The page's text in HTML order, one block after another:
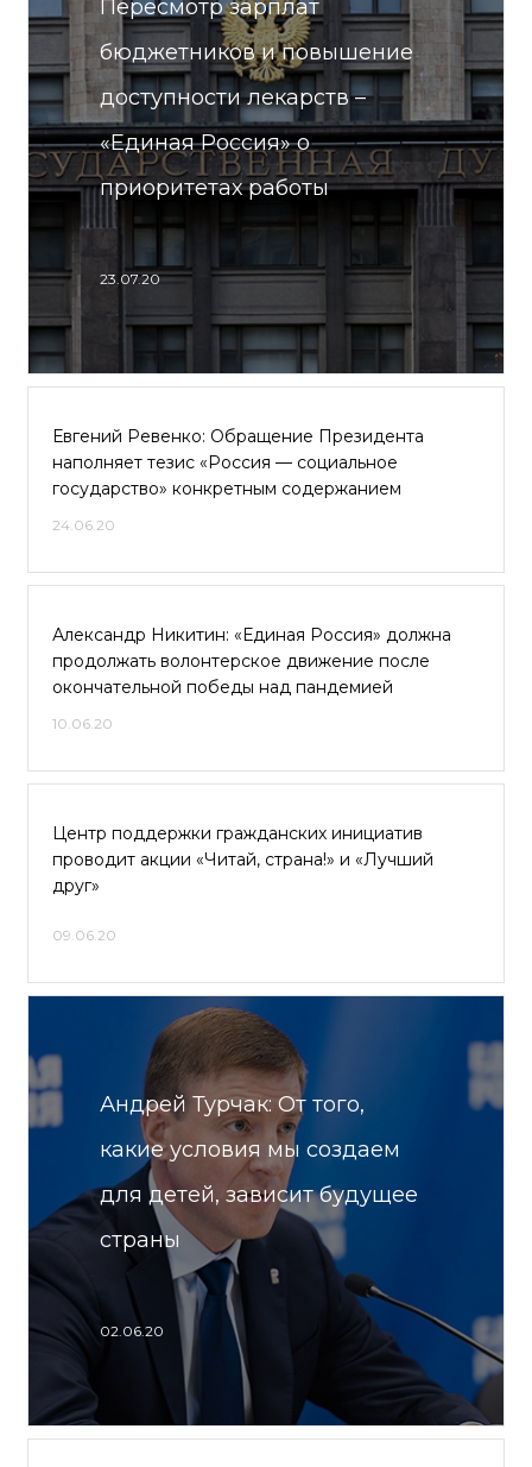
Пересмотр зарплат
бюджетников и повышение
доступности лекарств –
«Единая Россия» о
приоритетах работы
23.07.20
Евгений Ревенко: Обращение Президента
наполняет тезис «Россия — социальное
государство» конкретным содержанием
24.06.20
Александр Никитин: «Единая Россия» должна
продолжать волонтерское движение после
окончательной победы над пандемией
10.06.20
Центр поддержки гражданских инициатив
проводит акции «Читай, страна!» и «Лучший
друг»
09.06.20
Андрей Турчак: От того,
какие условия мы создаем
для детей, зависит будущее
страны
02.06.20